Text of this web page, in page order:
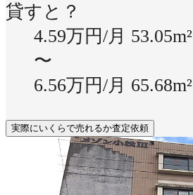
貸すと？
4.59万円/月 53.05m²
〜
6.56万円/月 65.68m²
実際にいくらで売れるか査定依頼